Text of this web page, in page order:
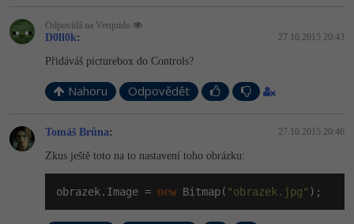
Odpovídá na Verquido
D0ll0k: 27.10.2015 20:43
Přidáváš picturebox do Controls?
Nahoru Odpovědět
Tomáš Brůna: 27.10.2015 20:46
Zkus ještě toto na to nastavení toho obrázku:
obrazek.Image = new Bitmap( "obrazek.jpg" );